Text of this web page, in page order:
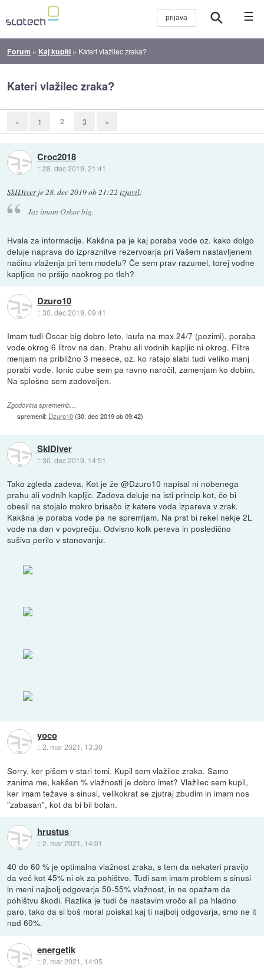
☰
Forum » Kaj kupiti » Kateri vlažilec zraka?
Kateri vlažilec zraka?
« 1 2 3 »
Croc2018
::28. dec 2019, 21:41
SkIDiverje28. dec 2019 ob 21:22 izjavil:
Jaz imam Oskar big.
Hvala za informacije. Kakšna pa je kaj poraba vode oz. kako dolgo
deluje naprava do izpraznitve rezervoarja pri Vašem nastavljenem
načinu vlaženja pri tem modelu? Če sem prav razumel, torej vodne
kapljice ne pršijo naokrog po tleh?
Dzuro10
::30. dec 2019, 09:41
Imam tudi Oscar big dobro leto, laufa na max 24/7 (pozimi), poraba
vode okrog 6 litrov na dan. Prahu ali vodnih kapljic ni okrog. Filtre
menjam na približno 3 mesece, oz. ko ratajo slabi tudi veliko manj
porabi vode. Ionic cube sem pa ravno naročil, zamenjam ko dobim.
Na splošno sem zadovoljen.
Zgodovina sprememb…
spremenil: Dzuro10(30. dec 2019 ob 09:42)
SkIDiver
::30. dec 2019, 14:51
Tako zgleda zadeva. Kot je že @Dzuro10 napisal ni nobenega
prahu ali vodnih kapljic. Zadeva deluje na isti princip kot, če bi
obesil na stojalo mokro brisačo iz katere voda izpareva v zrak.
Kakšna je poraba vode pa ne spremljam. Na prst bi rekel nekje 2L
vode na dan v povprečju. Odvisno kolk pereva in posledično
sušiva perilo v stanovanju.
yoco
::2. mar 2021, 13:30
Sorry, ker pišem v stari temi. Kupil sem vlažilec zraka. Samo
zanima me, kakšen % vlažnosti je dobro imet? Vlažilec sem kupil,
ker imam težave s sinusi, velikokrat se zjutraj zbudim in imam nos
"zabasan", kot da bi bil bolan.
hrustus
::2. mar 2021, 14:01
40 do 60 % je optimalna vlažnost zraka, s tem da nekateri pravijo
da več kot 45% ni ok za pohištvo. Tudi sam imam problem s sinusi
in meni najbolj odgovarja 50-55% vlažnost, in ne opažam da
pohištvu škodi. Razlika je tudi če nastavim vročo ali pa hladno
paro, tako da si boš moral poiskat kaj ti najbolj odgovarja, smo ne it
nad 60%.
energetik
::2. mar 2021, 14:05